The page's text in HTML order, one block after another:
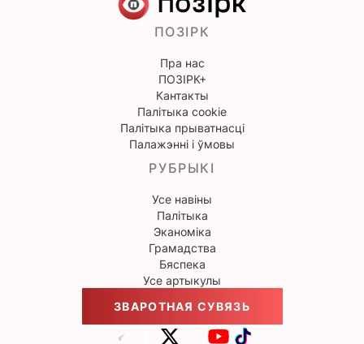
ПОЗІРК
Пра нас
ПОЗІРК+
Кантакты
Палітыка cookie
Палітыка прыватнасці
Палажэнні і ўмовы
РУБРЫКІ
Усе навіны
Палітыка
Эканоміка
Грамадства
Бяспека
Усе артыкулы
ЗВАРОТНАЯ СУВЯЗЬ